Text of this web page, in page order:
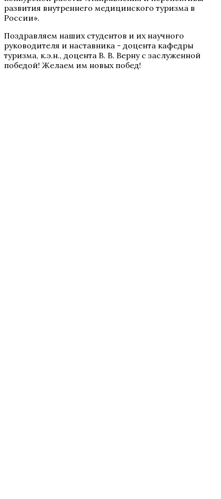
развития внутреннего медицинского туризма в
России».
Поздравляем наших студентов и их научного
руководителя и наставника - доцента кафедры
туризма, к.э.н., доцента В. В. Верну с заслуженной
победой! Желаем им новых побед!